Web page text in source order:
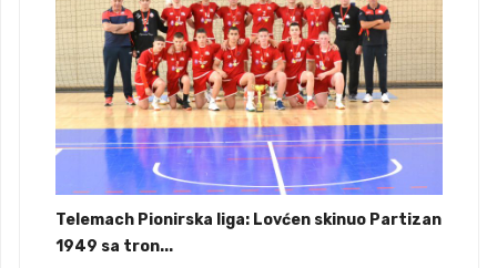
Telemach Pionirska liga: Lovćen skinuo Partizan
1949 sa tron...